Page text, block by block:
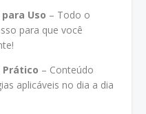
Uso – Todo o
para que você
Prático – Conteúdo
aplicáveis no dia a dia